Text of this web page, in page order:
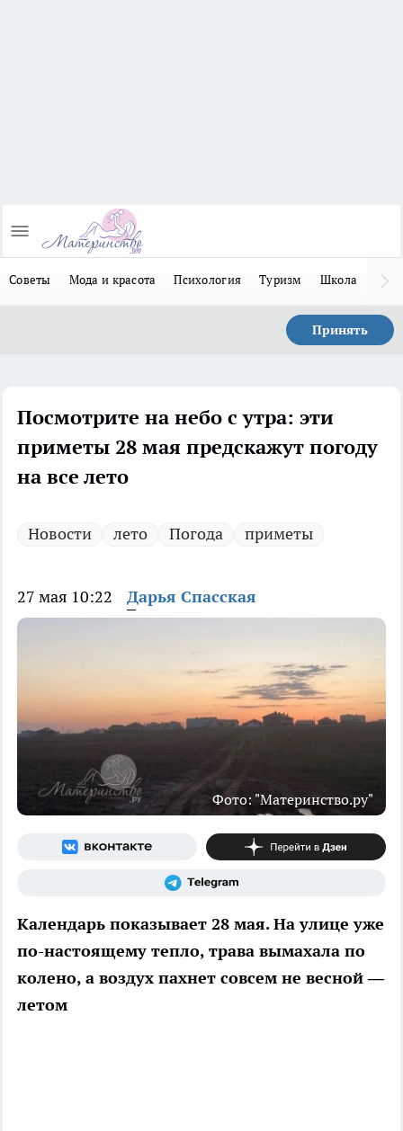
Советы Мода и красота Психология Туризм Школа
Принять
Посмотрите на небо с утра: эти
приметы 28 мая предскажут погоду
на все лето
Новости лето Погода приметы
27 мая 10:22 Дарья Спасская
Фото: "Материнство.ру"
Календарь показывает 28 мая. На улице уже
по-настоящему тепло, трава вымахала по
колено, а воздух пахнет совсем не весной —
летом